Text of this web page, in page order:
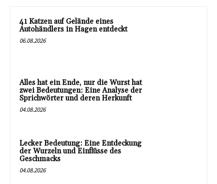
41 Katzen auf Gelände eines
Autohändlers in Hagen entdeckt
06.08.2026
Alles hat ein Ende, nur die Wurst hat
zwei Bedeutungen: Eine Analyse der
Sprichwörter und deren Herkunft
04.08.2026
Lecker Bedeutung: Eine Entdeckung
der Wurzeln und Einflüsse des
Geschmacks
04.08.2026